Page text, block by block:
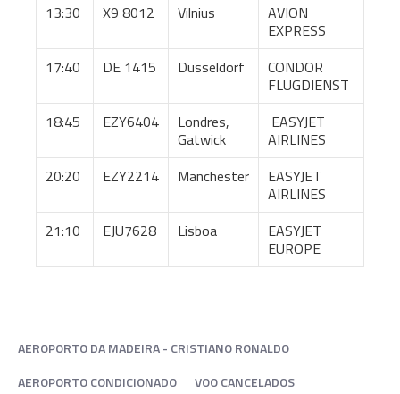
13:30
X9 8012 Vilnius
AVION
EXPRESS
17:40
DE 1415 Dusseldorf
CONDOR
FLUGDIENST
18:45
EZY6404
Londres,
Gatwick
EASYJET
AIRLINES
20:20
EZY2214 Manchester
EASYJET
AIRLINES
21:10
EJU7628 Lisboa
EASYJET
EUROPE
AEROPORTO DA MADEIRA - CRISTIANO RONALDO
AEROPORTO CONDICIONADO
VOO CANCELADOS